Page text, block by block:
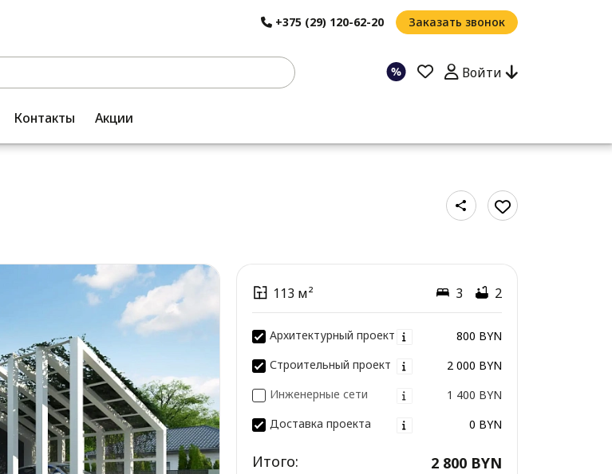
+375 (29) 120-62-20 Заказать звонок
Войти
Контакты Акции
113 м² 3 2
Архитектурный проект
800 BYN
Строительный проект
2 000 BYN
Инженерные сети
1 400 BYN
Доставка проекта
0 BYN
Итого: 2 800 BYN